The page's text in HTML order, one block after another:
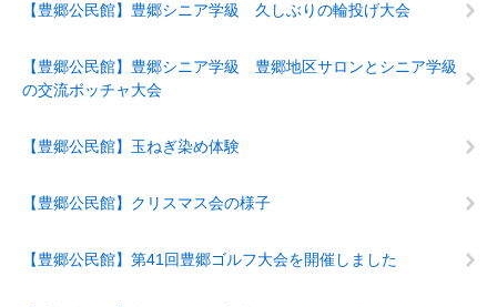
【豊郷公民館】豊郷シニア学級 久しぶりの輪投げ大会
【豊郷公民館】豊郷シニア学級 豊郷地区サロンとシニア学級
の交流ボッチャ大会
【豊郷公民館】玉ねぎ染め体験
【豊郷公民館】クリスマス会の様子
【豊郷公民館】第41回豊郷ゴルフ大会を開催しました